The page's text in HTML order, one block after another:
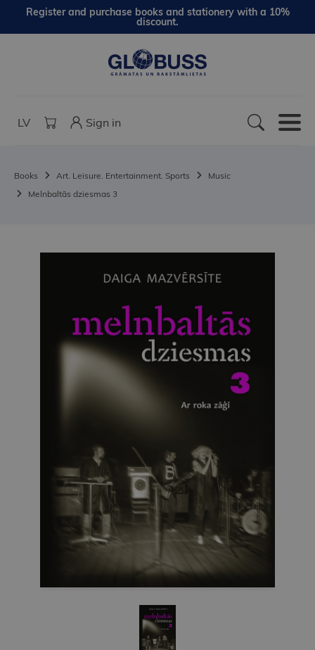
Register and purchase books and stationery with a 10%
discount.
LV Sign in
Books Art. Leisure. Entertainment. Sports
Music
Melnbaltās dziesmas 3